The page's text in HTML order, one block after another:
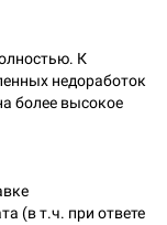
К
недоработок
более высокое
(в т.ч. при ответе